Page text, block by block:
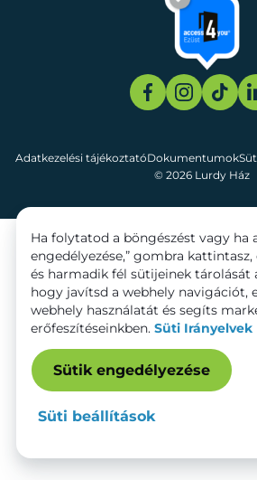
© 2026 Lurdy Ház
Adatkezelési tájékoztatóDokumentumok
Ha folytatod a böngészést vagy ha
engedélyezése,” gombra
és harmadik fél sütijeinek tárolását
hogy javítsd a webhely navigációt,
webhely használatát és segíts
erőfeszítéseinkben. Süti Irányelvek
Sütik engedélyezése
Süti beállítások